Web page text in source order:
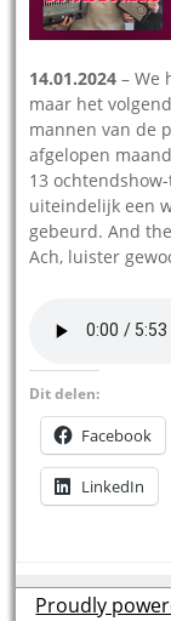
14.01.2024 – We
maar het
mannen van de
afgelopen
13
uiteindelijk een
gebeurd. And
Ach, luister
Dit delen:
Facebook
LinkedIn
Proudly